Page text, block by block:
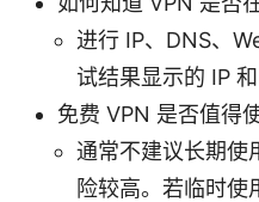
进行 IP、DNS、
试结果显示的 IP
免费 VPN 是否值得
通常不建议长期使
险较高。若临时使